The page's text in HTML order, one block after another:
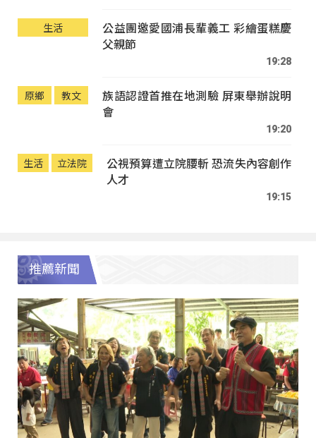
生活
公益團邀愛國浦長輩義工 彩繪蛋糕慶
父親節
19:28
原鄉 教文
族語認證首推在地測驗 屏東舉辦說明
會
19:20
生活 立法院
公視預算遭立院腰斬 恐流失內容創作
人才
19:15
推薦新聞